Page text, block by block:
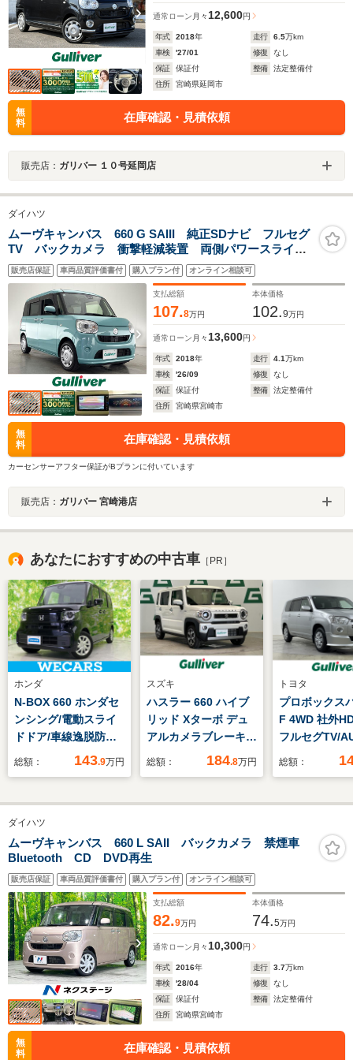
通常ローン 月々 12,600円
年式 2018年 走行 6.5万km
車検
'27/01 修復
なし
保証
保証付 整備
法定整備付
住所
宮崎県延岡市
無
料
在庫確認・見積依頼
販売店： ガリバー １０号延岡店
ダイハツ
ムーヴキャンバス 660 G SAIII 純正SDナビ フルセグ
TV バックカメラ 衝撃軽減装置 両側パワースライド
ドア コーナーセンサー レーンキープ LEDヘッドラ
イト 純正フロアマット アイドリングストップ スマ
ートキー Pスタート
販売店保証 車両品質評価書付 購入プラン付 オンライン相談可
支払総額
107.8万円
本体価格
102.9万円
通常ローン 月々 13,600円
年式 2018年 走行 4.1万km
車検
'26/09 修復
なし
保証
保証付 整備
法定整備付
住所
宮崎県宮崎市
無
料
在庫確認・見積依頼
カーセンサーアフター保証がBプランに付いています
販売店： ガリバー 宮崎港店
あなたにおすすめの中古車 ［PR］
ホンダ
N-BOX 660 ホンダセ
ンシング/電動スライ
ドドア/車線逸脱防止
支援システム/ヘッド
アイドリングストッ
プ/禁煙車/エアバッグ
運転席/エアバッグ 助
手席
総額： 143.9万円
スズキ
ハスラー 660 ハイブ
リッド Xターボ デュ
アルカメラブレーキサ
ポート アダプティブ
ト オートライト シ
ルミホイール ステア
リングスイッチ アイ
ドリングストップ ス
マートキー
総額： 184.8万円
トヨタ
プロボックス
F 4WD 社外
フルセグTV/
続/CD DVD再
マチックハイ
装置 レーンキ
シスト ダブル
総額：
ダイハツ
ムーヴキャンバス 660 L SAII バックカメラ 禁煙車
Bluetooth CD DVD再生
販売店保証 車両品質評価書付 購入プラン付 オンライン相談可
支払総額
82.9万円
本体価格
74.5万円
通常ローン 月々 10,300円
年式 2016年 走行 3.7万km
車検
'28/04 修復
なし
保証
保証付 整備
法定整備付
住所
宮崎県宮崎市
無
料
在庫確認・見積依頼